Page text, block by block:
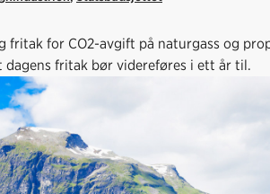
fritak for CO2-avgift på naturgass og
fritak bør videreføres i ett år til.